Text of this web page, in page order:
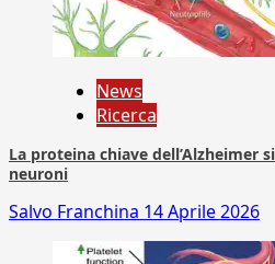
News
Ricerca
La proteina chiave dell’Alzheimer
neuroni
Salvo Franchina 14 Aprile 2026